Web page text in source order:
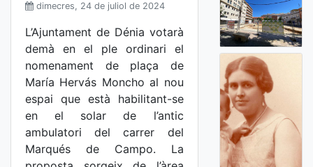
dimecres, 24 de juliol de 2024
L’Ajuntament de Dénia votarà
demà en el ple ordinari el
nomenament de plaça de
María Hervás Moncho al nou
espai que està habilitant-se
en el solar de l’antic
ambulatori del carrer del
Marqués de Campo. La